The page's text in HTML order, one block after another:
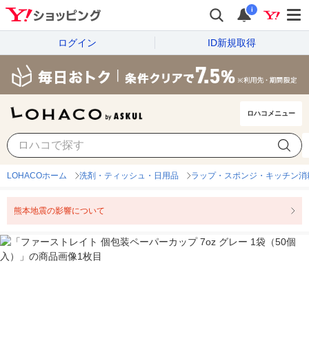
i
ログイン ID新規取得
ロハコメニュー
LOHACOホーム 洗剤・ティッシュ・日用品 ラップ・スポンジ・キッチン消
熊本地震の影響について